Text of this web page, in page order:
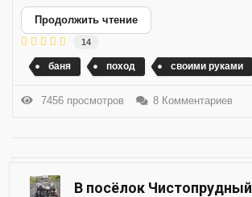
Продолжить чтение
14
баня поход своими руками
7456 просмотров 8 Комментариев
В посёлок Чистопрудный